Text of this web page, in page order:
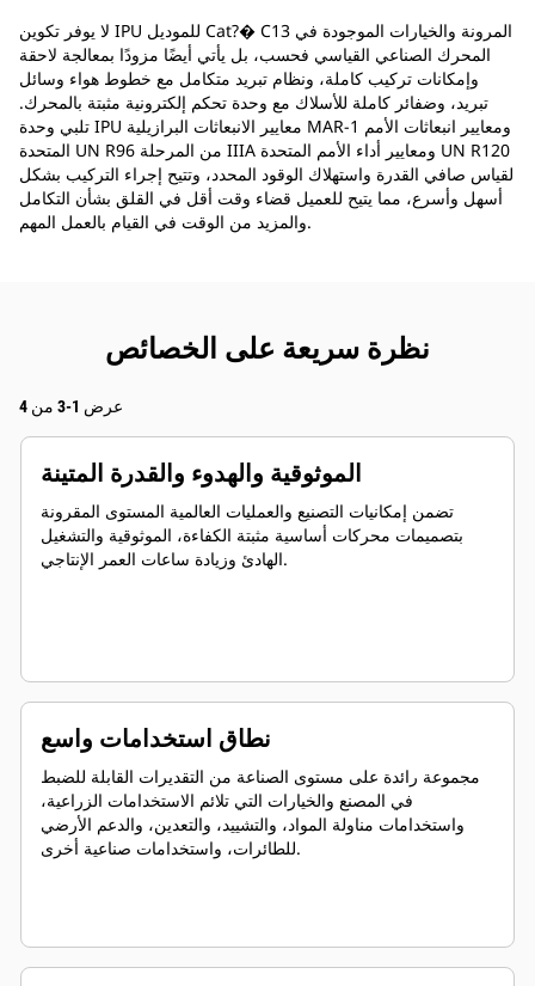
لا يوفر تكوين IPU للموديل Cat?� C13 المرونة والخيارات الموجودة في
المحرك الصناعي القياسي فحسب، بل يأتي أيضًا مزودًا بمعالجة لاحقة
وإمكانات تركيب كاملة، ونظام تبريد متكامل مع خطوط هواء وسائل
تبريد، وضفائر كاملة للأسلاك مع وحدة تحكم إلكترونية مثبتة بالمحرك.
تلبي وحدة IPU معايير الانبعاثات البرازيلية MAR-1 ومعايير انبعاثات الأمم
المتحدة UN R96 من المرحلة IIIA ومعايير أداء الأمم المتحدة UN R120
لقياس صافي القدرة واستهلاك الوقود المحدد، وتتيح إجراء التركيب بشكل
أسهل وأسرع، مما يتيح للعميل قضاء وقت أقل في القلق بشأن التكامل
والمزيد من الوقت في القيام بالعمل المهم.
نظرة سريعة على الخصائص
عرض 1-3 من 4
الموثوقية والهدوء والقدرة المتينة
تضمن إمكانيات التصنيع والعمليات العالمية المستوى المقرونة
بتصميمات محركات أساسية مثبتة الكفاءة، الموثوقية والتشغيل
الهادئ وزيادة ساعات العمر الإنتاجي.
نطاق استخدامات واسع
مجموعة رائدة على مستوى الصناعة من التقديرات القابلة للضبط
في المصنع والخيارات التي تلائم الاستخدامات الزراعية،
واستخدامات مناولة المواد، والتشييد، والتعدين، والدعم الأرضي
للطائرات، واستخدامات صناعية أخرى.